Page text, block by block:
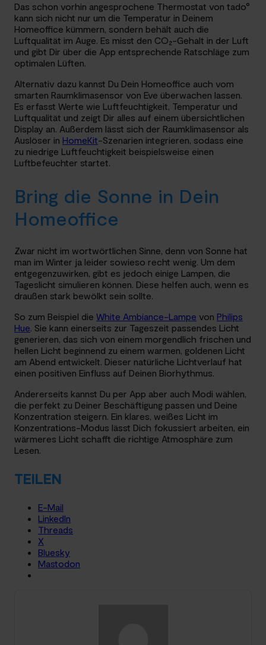
Das schon vorhin angesprochene Thermostat von tado°
kann sich nicht nur um die Temperatur in Deinem
Homeoffice kümmern, sondern behält auch die
Luftqualität im Auge. Es misst den CO₂-Gehalt in der Luft
und gibt Dir über die App entsprechende Ratschläge zum
optimalen Lüften.
Alternativ dazu kannst Du Dein Homeoffice auch vom
smarten Raumklimasensor von Eve überwachen lassen.
Es erfasst Werte wie Luftfeuchtigkeit, Temperatur und
Luftqualität und zeigt Dir alles auf einem übersichtlichen
Display an. Außerdem lässt sich der Raumklimasensor als
Auslöser in HomeKit-Szenarien integrieren, sodass eine
zu niedrige Luftfeuchtigkeit beispielsweise einen
Luftbefeuchter startet.
Bring die Sonne in Dein
Homeoffice
Zwar nicht im wortwörtlichen Sinne, denn von Sonne hat
man im Winter ja leider sowieso recht wenig. Um dem
entgegenzuwirken, gibt es jedoch einige Lampen, die
Tageslicht simulieren können. Diese helfen auch, wenn es
draußen stark bewölkt sein sollte.
So zum Beispiel die White Ambiance-Lampe von Philips
Hue. Sie kann einerseits zur Tageszeit passendes Licht
generieren, das sich von einem morgendlich frischen und
hellen Licht beginnend zu einem warmen, goldenen Licht
am Abend entwickelt. Dieser natürliche Lichtverlauf hat
einen positiven Einfluss auf Deinen Biorhythmus.
Andererseits kannst Du per App aber auch Modi wählen,
die perfekt zu Deiner Beschäftigung passen und Deine
Konzentration steigern. Ein klares, weißes Licht im
Konzentrations-Modus lässt Dich fokussiert arbeiten, ein
wärmeres Licht schafft die richtige Atmosphäre zum
Lesen.
TEILEN
E-Mail
LinkedIn
Threads
X
Bluesky
Mastodon